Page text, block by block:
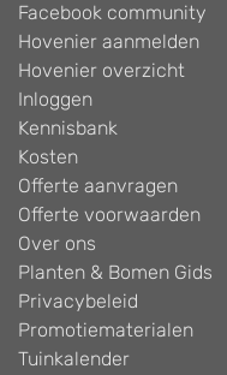
Facebook community
Hovenier aanmelden
Hovenier overzicht
Inloggen
Kennisbank
Kosten
Offerte aanvragen
Offerte voorwaarden
Over ons
Planten & Bomen Gids
Privacybeleid
Promotiematerialen
Tuinkalender